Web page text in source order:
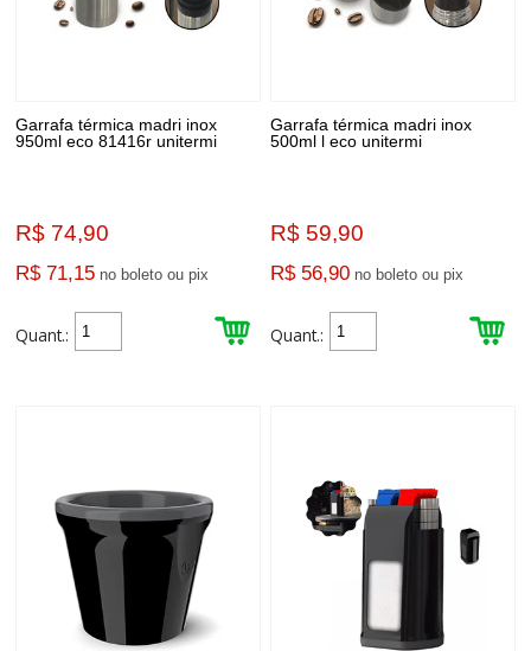
Garrafa térmica madri inox
950ml eco 81416r unitermi
R$ 74,90
R$ 71,15 no boleto ou pix
Quant.:
Garrafa térmica madri inox
500ml l eco unitermi
R$ 59,90
R$ 56,90 no boleto ou pix
Quant.: